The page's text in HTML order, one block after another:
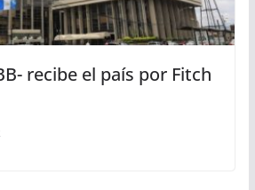
recibe el país por Fitch